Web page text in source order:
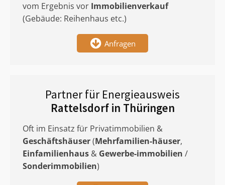
vom Ergebnis vor Immobilienverkauf
(Gebäude: Reihenhaus etc.)
Anfragen
Partner für Energieausweis
Rattelsdorf in Thüringen
Oft im Einsatz für Privatimmobilien &
Geschäftshäuser(Mehrfamilien-häuser,
Einfamilienhaus & Gewerbe-immobilien /
Sonderimmobilien)